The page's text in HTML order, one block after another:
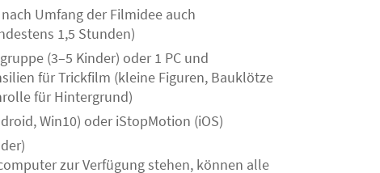
Umfang der Filmidee auch
1,5 Stunden)
(3–5 Kinder) oder 1 PC und
für Trickfilm (kleine Figuren, Bauklötze
für Hintergrund)
Win10) oder iStopMotion (iOS)
zur Verfügung stehen, können alle